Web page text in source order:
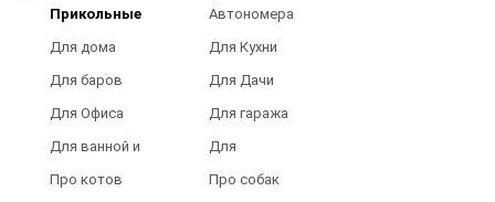
Прикольные
Автономера
Для дома
Для Кухни
Для баров
Для Дачи
Для Офиса
Для гаража
Для ванной и
Для
Про котов
Про собак